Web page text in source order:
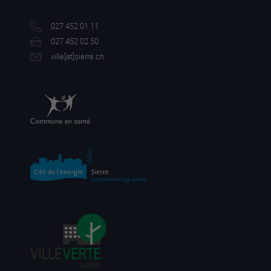
027 452 01 11
027 452 02 50
ville[at]sierre.ch